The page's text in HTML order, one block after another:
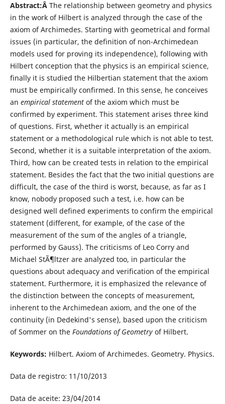
Abstract:Â The relationship between geometry and physics
in the work of Hilbert is analyzed through the case of the
axiom of Archimedes. Starting with geometrical and formal
issues (in particular, the definition of non-Archimedean
models used for proving its independence), following with
Hilbert conception that the physics is an empirical science,
finally it is studied the Hilbertian statement that the axiom
must be empirically confirmed. In this sense, he conceives
an empirical statement of the axiom which must be
confirmed by experiment. This statement arises three kind
of questions. First, whether it actually is an empirical
statement or a methodological rule which is not able to test.
Second, whether it is a suitable interpretation of the axiom.
Third, how can be created tests in relation to the empirical
statement. Besides the fact that the two initial questions are
difficult, the case of the third is worst, because, as far as I
know, nobody proposed such a test, i.e. how can be
designed well defined experiments to confirm the empirical
statement (different, for example, of the case of the
measurement of the sum of the angles of a triangle,
performed by Gauss). The criticisms of Leo Corry and
Michael StÃ¶ltzer are analyzed too, in particular the
questions about adequacy and verification of the empirical
statement. Furthermore, it is emphasized the relevance of
the distinction between the concepts of measurement,
inherent to the Archimedean axiom, and the one of the
continuity (in Dedekind's sense), based upon the criticism
of Sommer on the Foundations of Geometry of Hilbert.
Keywords: Hilbert. Axiom of Archimedes. Geometry. Physics.
Data de registro: 11/10/2013
Data de aceite: 23/04/2014